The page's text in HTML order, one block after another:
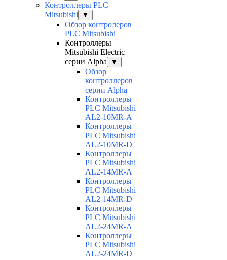
Контроллеры PLC
Mitsubishi
▼
Обзор контролеров
PLC Mitsubishi
Контроллеры
Mitsubishi Electric
серии Alpha
▼
Обзор
контроллеров
серии Alpha
Контроллеры
PLC Mitsubishi
AL2-10MR-A
Контроллеры
PLC Mitsubishi
AL2-10MR-D
Контроллеры
PLC Mitsubishi
AL2-14MR-A
Контроллеры
PLC Mitsubishi
AL2-14MR-D
Контроллеры
PLC Mitsubishi
AL2-24MR-A
Контроллеры
PLC Mitsubishi
AL2-24MR-D